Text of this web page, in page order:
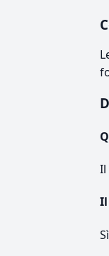
Il
Il